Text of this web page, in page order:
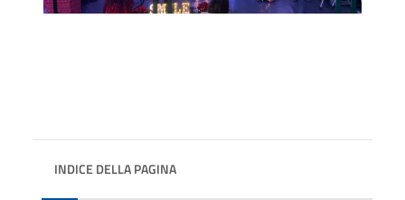
INDICE DELLA PAGINA